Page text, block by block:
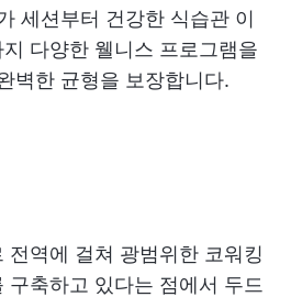
세션부터 건강한 식습관 이
다양한 웰니스 프로그램을
벽한 균형을 보장합니다.
전역에 걸쳐 광범위한 코워킹
구축하고 있다는 점에서 두드